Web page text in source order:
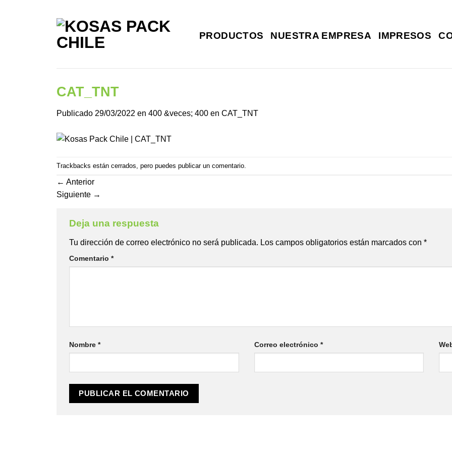
PRODUCTOS NUESTRA EMPRESA IMPRESOS
CAT_TNT
Publicado 29/03/2022 en 400 &veces; 400 en CAT_TNT
Trackbacks están cerrados, pero puedes publicar un comentario
← Anterior
Siguiente →
Deja una respuesta
Tu dirección de correo electrónico no será publicada. Los campos obligatorios están marcados con *
Comentario *
Nombre * Correo electrónico *